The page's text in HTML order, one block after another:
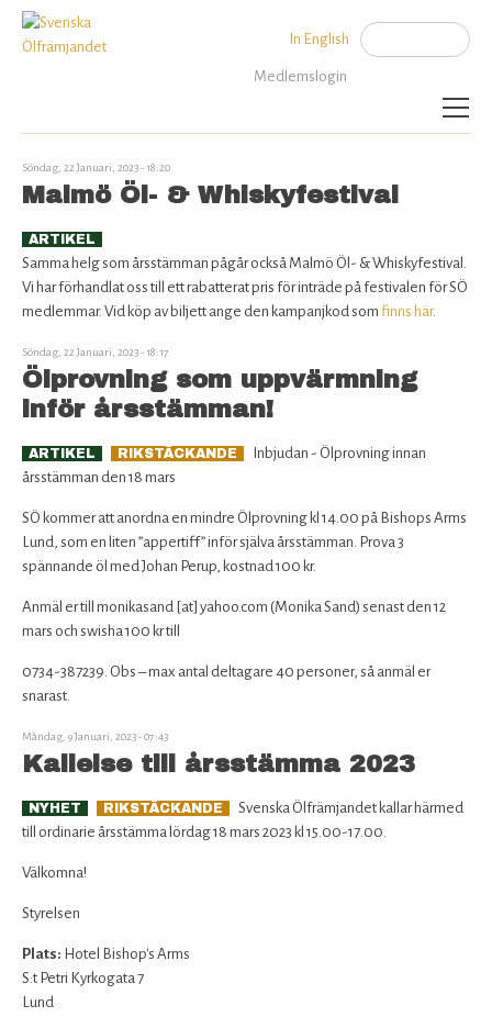
Sök
In English
Medlemslogin
Aktuellt
SÖ Rekommenderar
Bryggerier
Bli medlem
Om SÖ
Kontakta oss
Söndag, 22 Januari, 2023 - 18:20
Malmö Öl- & Whiskyfestival
ARTIKEL
Samma helg som årsstämman pågår också Malmö Öl- & Whiskyfestival.
Vi har förhandlat oss till ett rabatterat pris för inträde på festivalen för SÖ
medlemmar. Vid köp av biljett ange den kampanjkod som finns här.
Söndag, 22 Januari, 2023 - 18:17
Ölprovning som uppvärmning
inför årsstämman!
ARTIKEL RIKSTÄCKANDE
Inbjudan - Ölprovning innan
årsstämman den 18 mars
SÖ kommer att anordna en mindre Ölprovning kl 14.00 på Bishops Arms
Lund, som en liten ”appertiff” inför själva årsstämman. Prova 3
spännande öl med Johan Perup, kostnad 100 kr.
Anmäl er till monikasand [at] yahoo.com (Monika Sand) senast den 12
mars och swisha 100 kr till
0734-387239. Obs – max antal deltagare 40 personer, så anmäl er
snarast.
Måndag, 9 Januari, 2023 - 07:43
Kallelse till årsstämma 2023
NYHET RIKSTÄCKANDE
Svenska Ölfrämjandet kallar härmed
till ordinarie årsstämma lördag 18 mars 2023 kl 15.00-17.00.
Välkomna!
Styrelsen
Plats: Hotel Bishop's Arms
S:t Petri Kyrkogata 7
Lund